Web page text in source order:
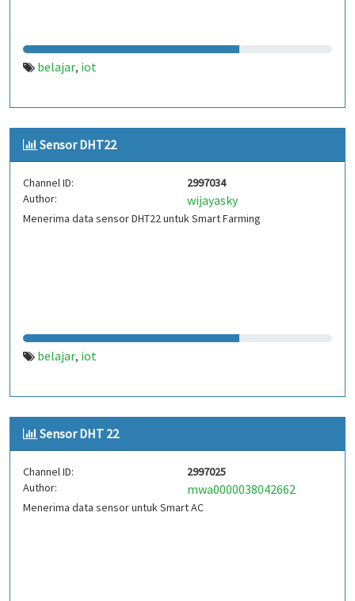
belajar, iot
Sensor DHT22
Channel ID:
2997034
Author:
wijayasky
Menerima data sensor DHT22 untuk Smart Farming
belajar, iot
Sensor DHT 22
Channel ID:
2997025
Author:
mwa0000038042662
Menerima data sensor untuk Smart AC